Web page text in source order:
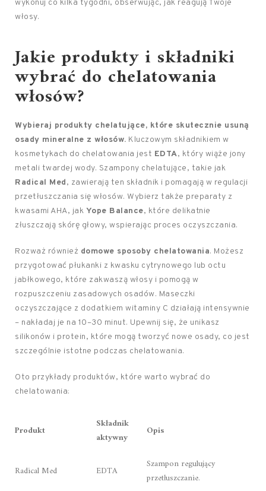
wykonuj co kilka tygodni, obserwując, jak reagują Twoje
włosy.
Jakie produkty i składniki
wybrać do chelatowania
włosów?
Wybieraj produkty chelatujące, które skutecznie usuną
osady mineralne z włosów. Kluczowym składnikiem w
kosmetykach do chelatowania jest EDTA, który wiąże jony
metali twardej wody. Szampony chelatujące, takie jak
Radical Med, zawierają ten składnik i pomagają w regulacji
przetłuszczania się włosów. Wybierz także preparaty z
kwasami AHA, jak Yope Balance, które delikatnie
złuszczają skórę głowy, wspierając proces oczyszczania.
Rozważ również domowe sposoby chelatowania. Możesz
przygotować płukanki z kwasku cytrynowego lub octu
jabłkowego, które zakwaszą włosy i pomogą w
rozpuszczeniu zasadowych osadów. Maseczki
oczyszczające z dodatkiem witaminy C działają intensywnie
– nakładaj je na 10–30 minut. Upewnij się, że unikasz
silikonów i protein, które mogą tworzyć nowe osady, co jest
szczególnie istotne podczas chelatowania.
Oto przykłady produktów, które warto wybrać do
chelatowania:
Produkt
Składnik
aktywny
Opis
Radical Med EDTA
Szampon regulujący
przetłuszczanie.